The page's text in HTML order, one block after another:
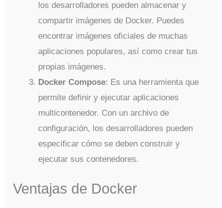
los desarrolladores pueden almacenar y
compartir imágenes de Docker. Puedes
encontrar imágenes oficiales de muchas
aplicaciones populares, así como crear tus
propias imágenes.
Docker Compose: Es una herramienta que
permite definir y ejecutar aplicaciones
multicontenedor. Con un archivo de
configuración, los desarrolladores pueden
especificar cómo se deben construir y
ejecutar sus contenedores.
Ventajas de Docker